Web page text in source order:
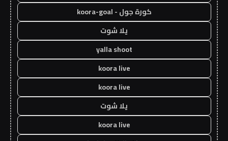
كورة جول - koora-goal
يلا شوت
yalla shoot
koora live
koora live
يلا شوت
koora live